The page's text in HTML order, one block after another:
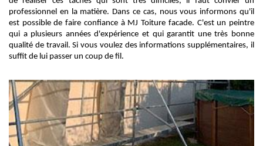
professionnel en la matière. Dans ce cas, nous vous informons qu'il
est possible de faire confiance à MJ Toiture facade. C'est un peintre
qui a plusieurs années d'expérience et qui garantit une très bonne
qualité de travail. Si vous voulez des informations supplémentaires, il
suffit de lui passer un coup de fil.